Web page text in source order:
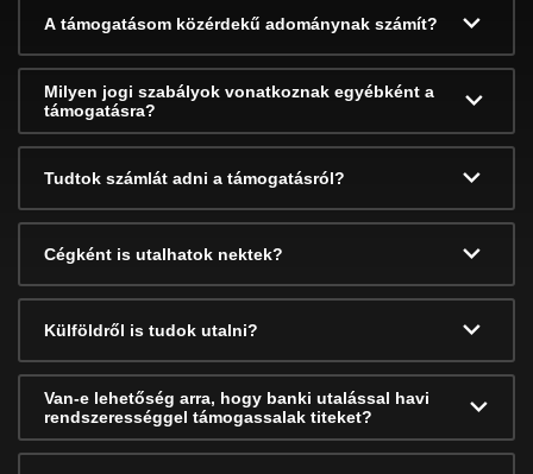
A támogatásom közérdekű adománynak számít?
Milyen jogi szabályok vonatkoznak egyébként a
támogatásra?
Tudtok számlát adni a támogatásról?
Cégként is utalhatok nektek?
Külföldről is tudok utalni?
Van-e lehetőség arra, hogy banki utalással havi
rendszerességgel támogassalak titeket?